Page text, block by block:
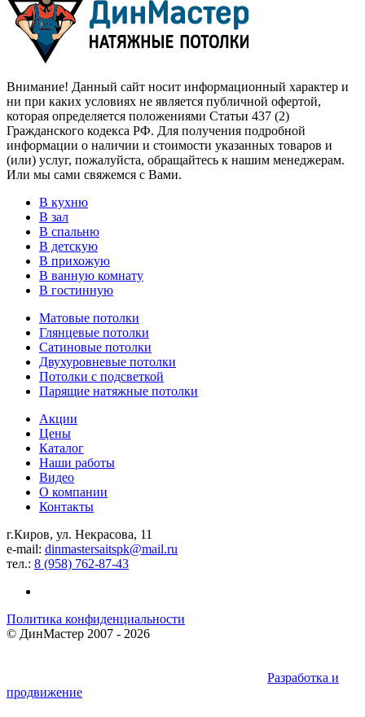
Внимание! Данный сайт носит информационный характер и
ни при каких условиях не является публичной офертой,
которая определяется положениями Статьи 437 (2)
Гражданского кодекса РФ. Для получения подробной
информации о наличии и стоимости указанных товаров и
(или) услуг, пожалуйста, обращайтесь к нашим менеджерам.
Или мы сами свяжемся с Вами.
В кухню
В зал
В спальню
В детскую
В прихожую
В ванную комнату
В гостинную
Матовые потолки
Глянцевые потолки
Сатиновые потолки
Двухуровневые потолки
Потолки с подсветкой
Парящие натяжные потолки
Акции
Цены
Каталог
Наши работы
Видео
О компании
Контакты
г.Киров, ул. Некрасова, 11
e-mail: dinmastersaitspk@mail.ru
тел.: 8 (958) 762-87-43
Политика конфиденциальности
© ДинМастер 2007 - 2026
Разработка и
продвижение